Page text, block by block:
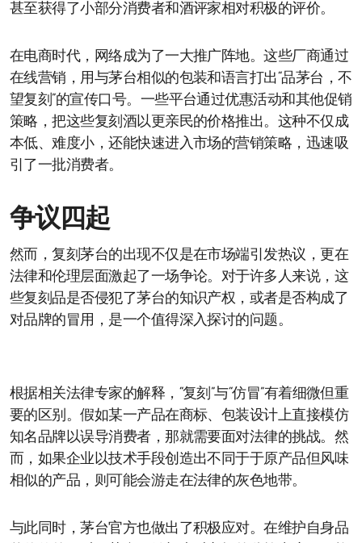
甚至获得了小部分消费者和酒评家相对积极的评价。
在电商时代，网络成为了一大推广阵地。这些厂商通过
在线营销，用与茅台相似的包装和语言打出“品茅台，不
望复刻”的宣传口号。一些平台通过优惠活动和其他促销
策略，把这些复刻酒以更亲民的价格推出。这种不仅成
本低、难度小，还能快速进入市场的营销策略，迅速吸
引了一批消费者。
争议四起
然而，复刻茅台的出现不仅是在市场端引发热议，更在
法律和伦理层面激起了一场争论。对于许多人来说，这
些复刻品是否侵犯了茅台的知识产权，或者是否构成了
对品牌的冒用，是一个值得深入探讨的问题。
根据相关法律专家的解释，“复刻”与“仿冒”有着细微但重
要的区别。假如某一产品在商标、包装设计上直接模仿
知名品牌以误导消费者，那就需要面对法律的挑战。然
而，如果企业以技术手段创造出不同于于原产品但风味
相似的产品，则可能会游走在法律的灰色地带。
与此同时，茅台官方也做出了积极应对。在维护自身品